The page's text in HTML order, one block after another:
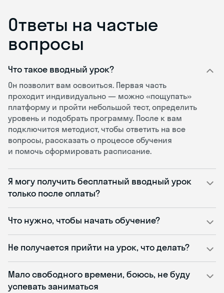
Ответы на частые
вопросы
Что такое вводный урок?
Он позволит вам освоиться. Первая часть
проходит индивидуально — можно «пощупать»
платформу и пройти небольшой тест, определить
уровень и подобрать программу. После к вам
подключится методист, чтобы ответить на все
вопросы, рассказать о процессе обучения
и помочь сформировать расписание.
Я могу получить бесплатный вводный урок
только после оплаты?
Что нужно, чтобы начать обучение?
Не получается прийти на урок, что делать?
Мало свободного времени, боюсь, не буду
успевать заниматься